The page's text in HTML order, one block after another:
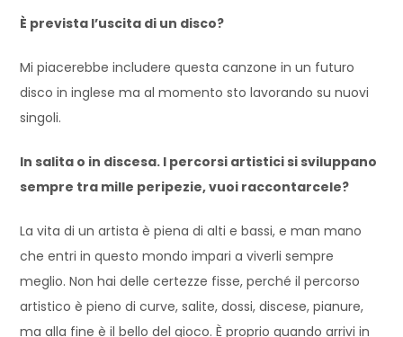
È prevista l’uscita di un disco?
Mi piacerebbe includere questa canzone in un futuro
disco in inglese ma al momento sto lavorando su nuovi
singoli.
In salita o in discesa. I percorsi artistici si sviluppano
sempre tra mille peripezie, vuoi raccontarcele?
La vita di un artista è piena di alti e bassi, e man mano
che entri in questo mondo impari a viverli sempre
meglio. Non hai delle certezze fisse, perché il percorso
artistico è pieno di curve, salite, dossi, discese, pianure,
ma alla fine è il bello del gioco. È proprio quando arrivi in